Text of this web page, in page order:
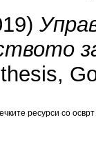
ресурси со